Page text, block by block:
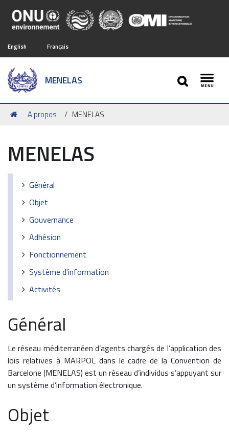
English Français
MENELAS
SEARCH
Vous
A propos MENELAS
MENELAS
Général
Objet
Gouvernance
Adhésion
Fonctionnement
Système d'information
Activités
Général
Le réseau méditerranéen d’agents chargés de l’application des
lois relatives à MARPOL dans le cadre de la Convention de
Barcelone (MENELAS) est un réseau d’individus s’appuyant sur
un système d’information électronique.
Objet